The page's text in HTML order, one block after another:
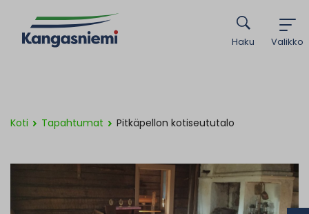
Valikko
Haku
Koti Tapahtumat Pitkäpellon kotiseututalo